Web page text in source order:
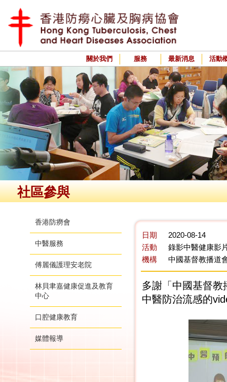
關於我們 服務 最新消息 活動
社區參與
香港防癆會
中醫服務
傅麗儀護理安老院
林貝聿嘉健康促進及教育
中心
口腔健康教育
媒體報導
日期
2020-08-14
活動
錄影中醫健康影
機構
中國基督教播道
多謝「中國基督
中醫防治流感的